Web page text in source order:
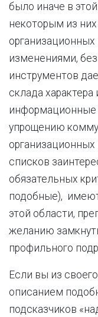
было иначе в
некоторым из
изменениями,
инструментов
склада
информационные
упрощению
списков
обязательных
подобные),
этой области,
желанию
профильного
Если вы из
описанием
подсказчиков